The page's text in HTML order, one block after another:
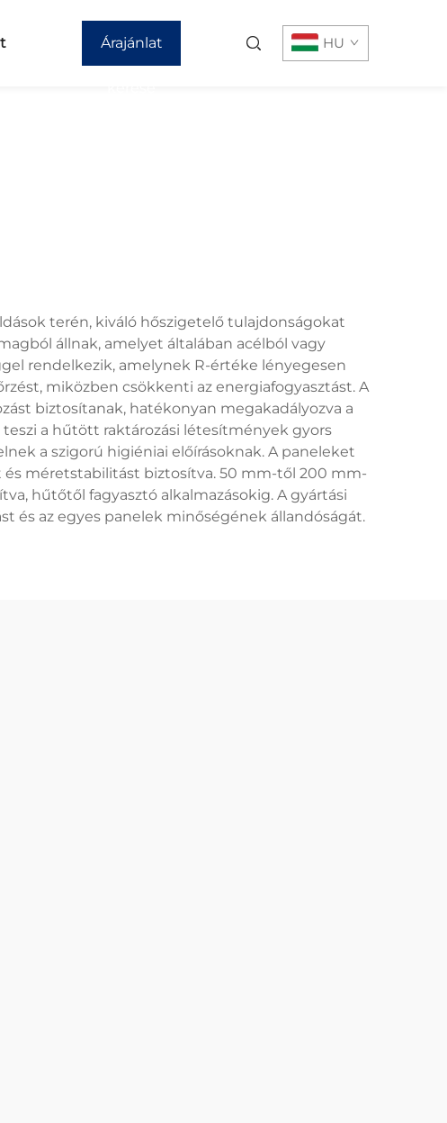
Árajánlat HU
terén, kiváló hőszigetelő tulajdonságokat
állnak, amelyet általában acélból vagy
rendelkezik, amelynek R-értéke lényegesen
miközben csökkenti az energiafogyasztást. A
biztosítanak, hatékonyan megakadályozva a
a hűtött raktározási létesítmények gyors
a szigorú higiéniai előírásoknak. A paneleket
méretstabilitást biztosítva. 50 mm-től 200 mm-
hűtőtől fagyasztó alkalmazásokig. A gyártási
és az egyes panelek minőségének állandóságát.